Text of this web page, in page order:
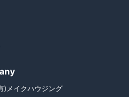
)メイクハウジング